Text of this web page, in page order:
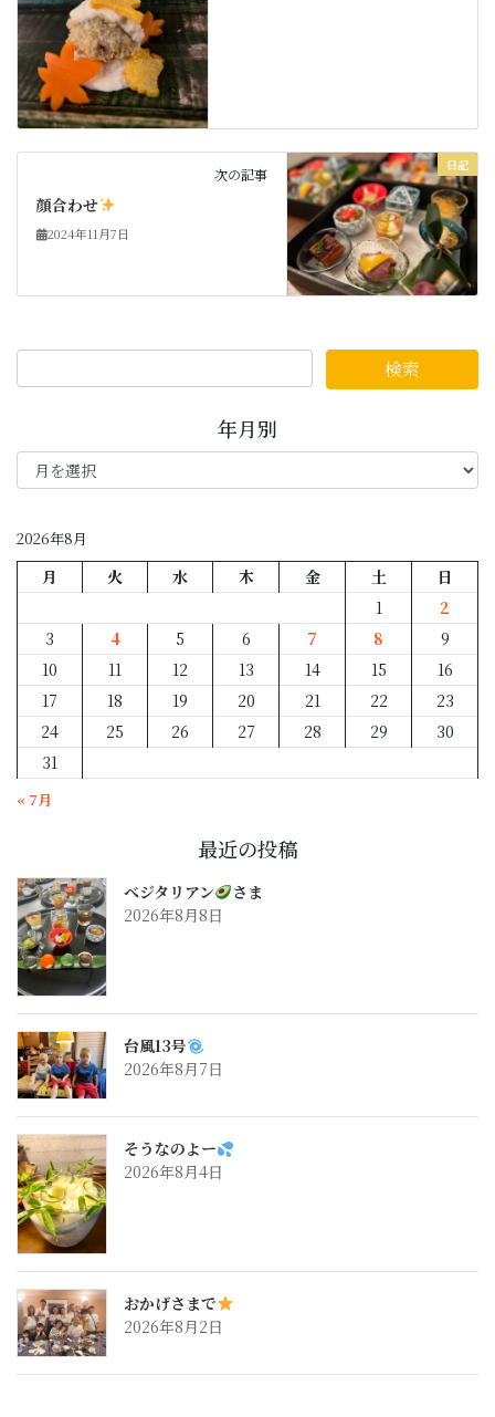
日記
次の記事
顔合わせ
2024年11月7日
年月別
年
月
2026年8月
月 火 水 木 金 土
日
1
2
3
4 5 6 7 8
9
10
11 12 13 14 15
16
17
18 19 20 21 22
23
24
25 26 27 28 29
30
31
« 7月
最近の投稿
ベジタリアン
さま
2026年8月8日
台風13号
2026年8月7日
そうなのよー
2026年8月4日
おかげさまで
2026年8月2日